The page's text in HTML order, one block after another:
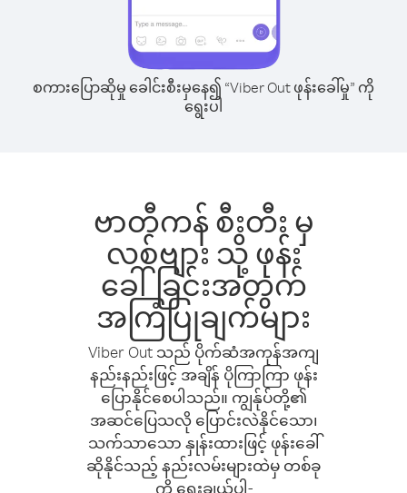
စကားပြောဆိုမှု ခေါင်းစီးမှနေ၍ “Viber Out ဖုန်းခေါ်မှု” ကို
ရွေးပါ
ဗာတီကန် စီးတီး မှ
လစ်ဗျား သို့ ဖုန်း
ခေါ်ခြင်းအတွက်
အကြံပြုချက်များ
Viber Out သည် ပိုက်ဆံအကုန်အကျ
နည်းနည်းဖြင့် အချိန် ပိုကြာကြာ ဖုန်း
ပြောနိုင်စေပါသည်။ ကျွန်ုပ်တို့၏
အဆင်ပြေသလို ပြောင်းလဲနိုင်သော၊
သက်သာသော နှုန်းထားဖြင့် ဖုန်းခေါ်
ဆိုနိုင်သည့် နည်းလမ်းများထဲမှ တစ်ခု
ကို ရွေးချယ်ပါ-